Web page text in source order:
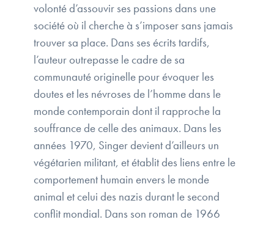
volonté d’assouvir ses passions dans une
société où il cherche à s’imposer sans jamais
trouver sa place. Dans ses écrits tardifs,
l’auteur outrepasse le cadre de sa
communauté originelle pour évoquer les
doutes et les névroses de l’homme dans le
monde contemporain dont il rapproche la
souffrance de celle des animaux. Dans les
années 1970, Singer devient d’ailleurs un
végétarien militant, et établit des liens entre le
comportement humain envers le monde
animal et celui des nazis durant le second
conflit mondial. Dans son roman de 1966